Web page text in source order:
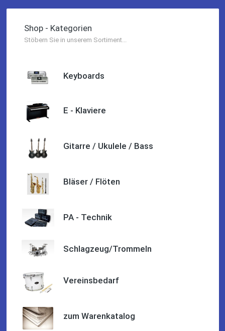
Korrespondenz, Kommunikation und Verkauf top.
Abholung der Ware reibungslos.
Sehr zu empfehlen....
Quelle: Google-Rezension
Super Beratung, toller Service und schöner Klavierunterricht.
Wer ein Gesamtpaket sucht, wird beim Musikhaus Stöppel
fündig.
Helene Balluff
Shop - Kategorien
Stöbern Sie in unserem Sortiment...
Keyboards
E - Klaviere
Gitarre / Ukulele / Bass
Bläser / Flöten
PA - Technik
Schlagzeug/Trommeln
Vereinsbedarf
zum Warenkatalog